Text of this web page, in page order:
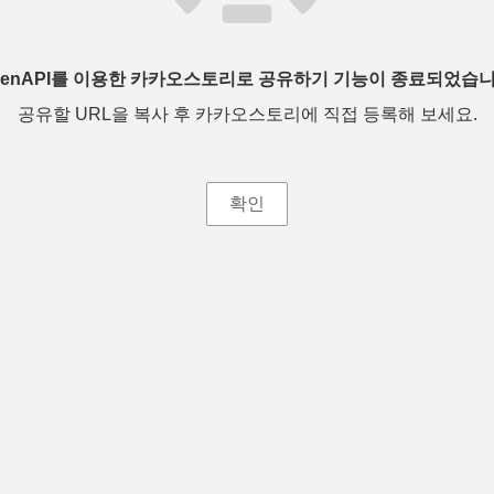
를 이용한 카카오스토리로 공유하기 기능이 종료되었습
공유할 URL을 복사 후 카카오스토리에 직접 등록해 보세요.
확인